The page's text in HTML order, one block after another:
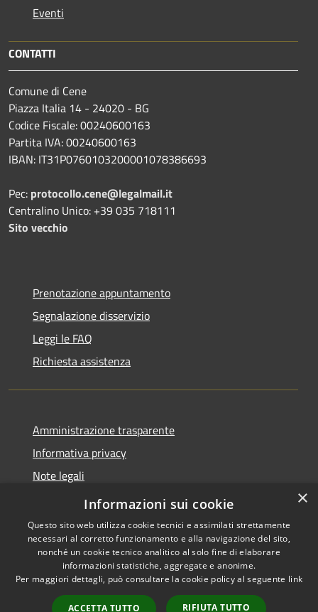
Eventi
CONTATTI
Comune di Cene
Piazza Italia 14 - 24020 - BG
Codice Fiscale: 00240600163
Partita IVA: 00240600163
IBAN: IT31P0760103200001078386693
Pec: protocollo.cene@legalmail.it
Centralino Unico: +39 035 718111
Sito vecchio
Prenotazione appuntamento
Segnalazione disservizio
Leggi le FAQ
Richiesta assistenza
Amministrazione trasparente
Informativa privacy
Note legali
Dichiarazione di accessibilità
Accessibilità
Copyright © 2026 • Comune di
Cene • Powered by
Municipium• Accesso
×
Informazioni sui cookie
Questo sito web utilizza cookie tecnici e assimilati strettamente
necessari al corretto funzionamento e alla navigazione del sito,
nonché un cookie tecnico analitico al solo fine di elaborare
informazioni statistiche, aggregate e anonime.
Per maggiori dettagli, può consultare la cookie policy al seguente link
ACCETTA TUTTO RIFIUTA TUTTO